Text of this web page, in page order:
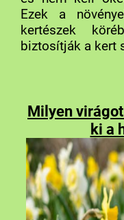
formában.
pompázik.
Ezek a
kertészek
biztosítják a kert
Milyen
ki a